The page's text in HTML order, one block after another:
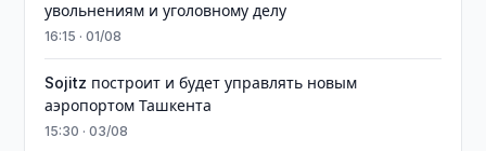
увольнениям и уголовному делу
16:15 · 01/08
Sojitz построит и будет управлять новым
аэропортом Ташкента
15:30 · 03/08